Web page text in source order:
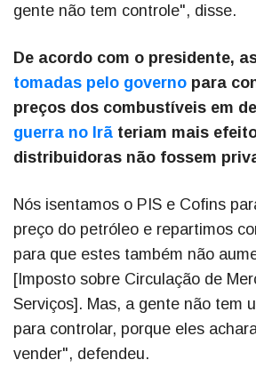
gente não tem controle", disse.
De acordo com o presidente,
tomadas pelo governo para
preços dos combustíveis em
guerra no Irã teriam mais
distribuidoras não fossem
Nós isentamos o PIS e Cofins
preço do petróleo e repartimos
para que estes também não
[Imposto sobre Circulação de
Serviços]. Mas, a gente não tem
para controlar, porque eles
vender", defendeu.